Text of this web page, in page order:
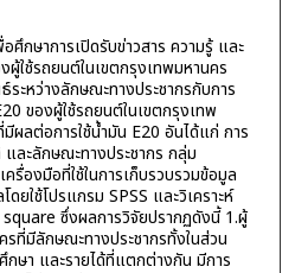
ศึกษาการเปิดรับข่าวสาร ความรู้ และ
ใช้รถยนต์ในเขตกรุงเทพมหานคร
ะหว่างลักษณะทางประชากรกับการ
ของผู้ใช้รถยนต์ในเขตกรุงเทพ
ผลต่อการใช้น้ำมัน E20 อันได้แก่ การ
ละลักษณะทางประชากร กลุ่ม
รื่องมือที่ใช้ในการเก็บรวบรวมข้อมูล
ยใช้โปรแกรม SPSS และวิเคราะห์
ซึ่งผลการวิจัยปรากฏดังนี้ 1.ผู้
รที่มีลักษณะทางประชากรทั้งในส่วน
ษา และรายได้ที่แตกต่างกัน มีการ